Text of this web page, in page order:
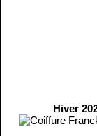
Hiver